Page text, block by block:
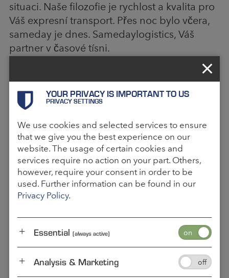
situaci. Naše filozofie je rychlost a kvalita pro
Váš expresní transport. Přes noc bylo včera,
sameday je dnes. Samedaylogistics, Váš
partner v časové tísni.
PRÁCE JAKO PALUBNÍ KURÝR -
PART 1
Samedaylogistics-OBC Yannick hovoří o
YOUR PRIVACY IS IMPORTANT TO US
PRIVACY SETTINGS
We use cookies and selected services to ensure
that we give you the best experience on our
website. The usage of certain cookies and
services require no action on your part. Others,
however, require your consent in order to be
used. Further information can be found in our
Privacy Policy.
Essential (always active)
Analysis & Marketing